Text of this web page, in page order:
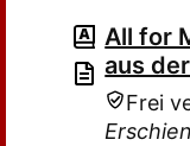
All for
aus
Frei